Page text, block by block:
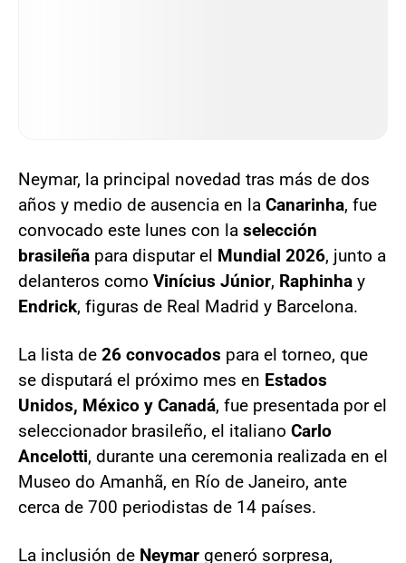
Neymar, la principal novedad tras más de dos
años y medio de ausencia en la Canarinha, fue
convocado este lunes con la selección
brasileña para disputar el Mundial 2026, junto a
delanteros como Vinícius Júnior, Raphinha y
Endrick, figuras de Real Madrid y Barcelona.
La lista de 26 convocados para el torneo, que
se disputará el próximo mes en Estados
Unidos, México y Canadá, fue presentada por el
seleccionador brasileño, el italiano Carlo
Ancelotti, durante una ceremonia realizada en el
Museo do Amanhã, en Río de Janeiro, ante
cerca de 700 periodistas de 14 países.
La inclusión de Neymar generó sorpresa,